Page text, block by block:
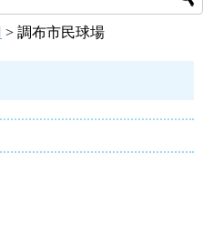
> 調布市民球場